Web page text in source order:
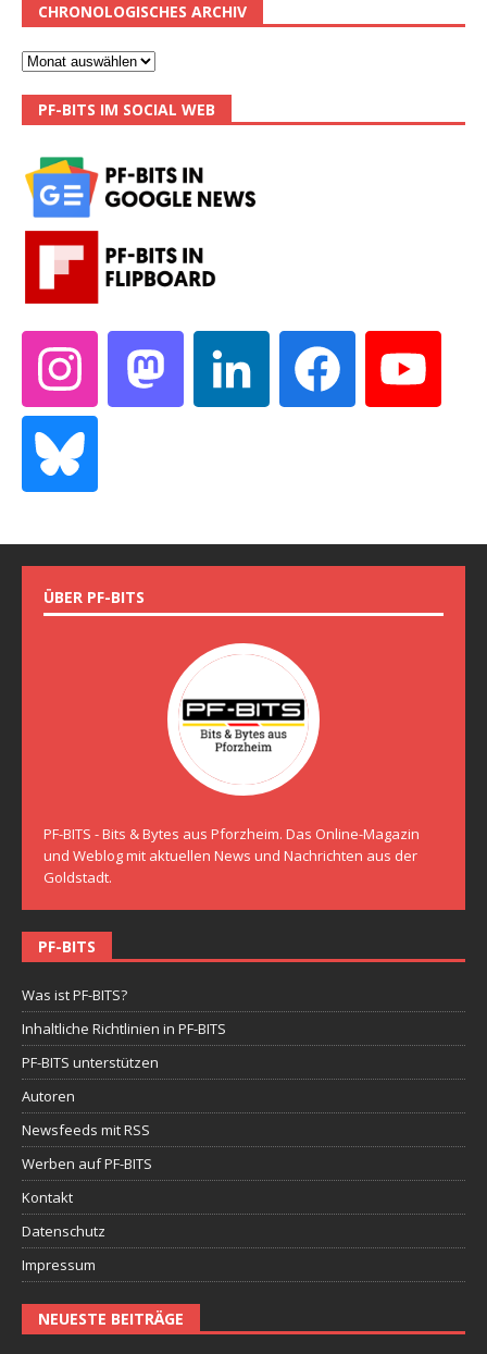
CHRONOLOGISCHES ARCHIV
PF-BITS IM SOCIAL WEB
ÜBER PF-BITS
PF-BITS - Bits & Bytes aus Pforzheim. Das Online-Magazin
und Weblog mit aktuellen News und Nachrichten aus der
Goldstadt.
PF-BITS
Was ist PF-BITS?
Inhaltliche Richtlinien in PF-BITS
PF-BITS unterstützen
Autoren
Newsfeeds mit RSS
Werben auf PF-BITS
Kontakt
Datenschutz
Impressum
NEUESTE BEITRÄGE